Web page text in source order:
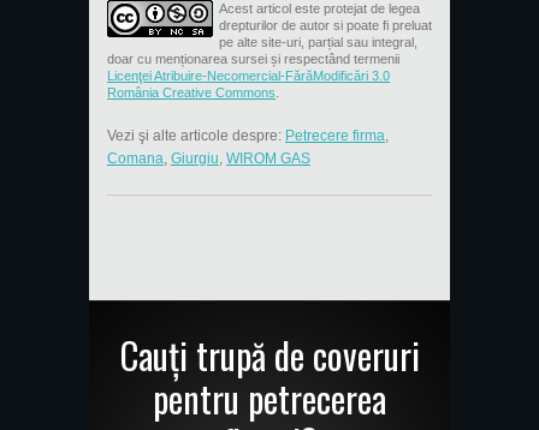
Acest articol este protejat de legea
drepturilor de autor si poate fi preluat
pe alte site-uri, parțial sau integral,
doar cu menționarea sursei și respectând termenii
Licenţei Atribuire-Necomercial-FărăModificări 3.0
România Creative Commons
Vezi şi alte articole despre: Petrecere firma,
Comana, Giurgiu, WIROM GAS
Cauți trupă de coveruri
pentru petrecerea